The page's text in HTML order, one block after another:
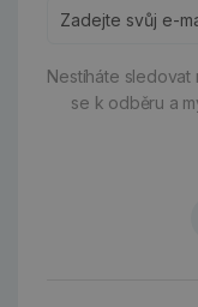
Nestíháte sledovat
se k odběru a